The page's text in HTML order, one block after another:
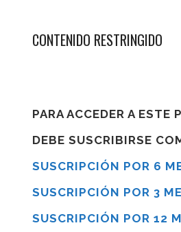
CONTENIDO RESTRINGIDO
PARA ACCEDER A ESTE
DEBE SUSCRIBIRSE
SUSCRIPCIÓN POR 6
SUSCRIPCIÓN POR 3
SUSCRIPCIÓN POR 12